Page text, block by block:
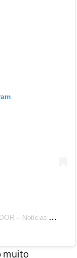
U
ma publicação compartilhada por REMADOR – Notícias sobre o Amazonas e Política (@portalremador_)
muito